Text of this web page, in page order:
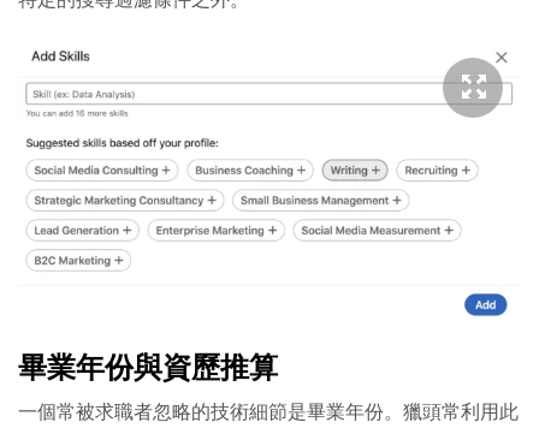
畢業年份與資歷推算
一個常被求職者忽略的技術細節是畢業年份。獵頭常利用此